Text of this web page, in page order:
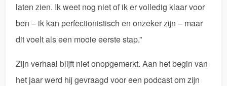
laten zien. Ik weet nog niet of ik er volledig klaar voor
ben – ik kan perfectionistisch en onzeker zijn – maar
dit voelt als een mooie eerste stap.”
Zijn verhaal blijft niet onopgemerkt. Aan het begin van
het jaar werd hij gevraagd voor een podcast om zijn